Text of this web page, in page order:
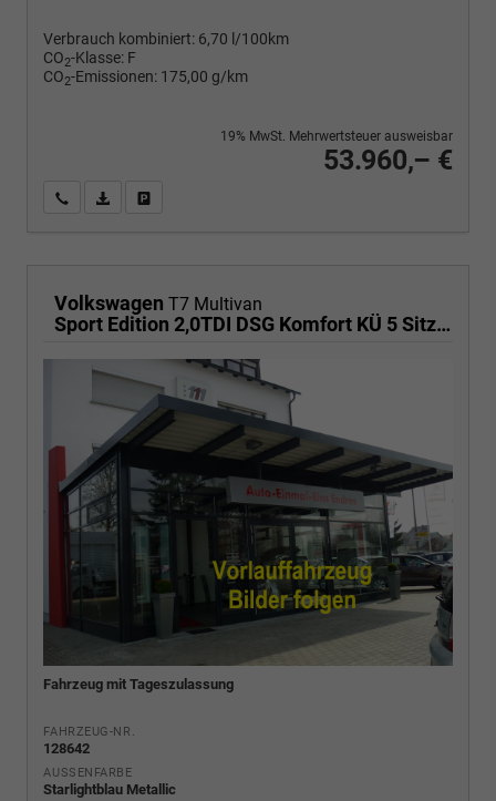
Verbrauch kombiniert: 6,70 l/100km
CO2-Klasse: F
CO2-Emissionen: 175,00 g/km
53.960,– €
19% MwSt. Mehrwertsteuer ausweisbar
Wir rufen Sie anPDF-Fahrzeugexposé drucken
Volkswagen T7 Multivan
Sport Edition 2,0TDI DSG Komfort KÜ 5 Sitzer
Fahrzeug mit Tageszulassung
FAHRZEUG-NR.
128642
AUSSENFARBE
Starlightblau Metallic